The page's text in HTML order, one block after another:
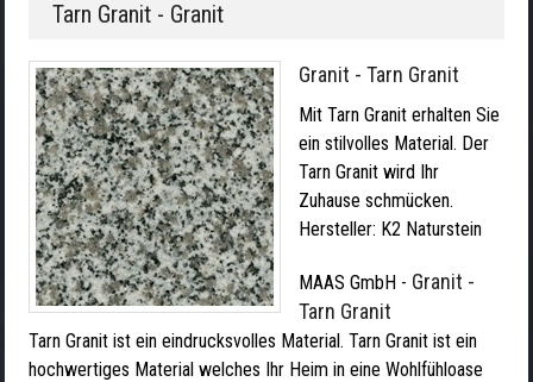
Tarn Granit - Granit
Granit - Tarn Granit
Mit Tarn Granit erhalten Sie
ein stilvolles Material. Der
Tarn Granit wird Ihr
Zuhause schmücken.
Hersteller: K2 Naturstein
MAAS GmbH - Granit -
Tarn Granit
Tarn Granit ist ein eindrucksvolles Material. Tarn Granit ist ein
hochwertiges Material welches Ihr Heim in eine Wohlfühloase